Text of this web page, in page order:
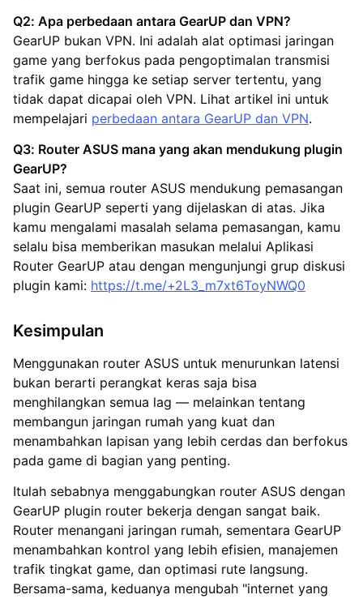
Q2: Apa perbedaan antara GearUP dan VPN?
GearUP bukan VPN. Ini adalah alat optimasi jaringan
game yang berfokus pada pengoptimalan transmisi
trafik game hingga ke setiap server tertentu, yang
tidak dapat dicapai oleh VPN. Lihat artikel ini untuk
mempelajari perbedaan antara GearUP dan VPN.
Q3: Router ASUS mana yang akan mendukung plugin
GearUP?
Saat ini, semua router ASUS mendukung pemasangan
plugin GearUP seperti yang dijelaskan di atas. Jika
kamu mengalami masalah selama pemasangan, kamu
selalu bisa memberikan masukan melalui Aplikasi
Router GearUP atau dengan mengunjungi grup diskusi
plugin kami: https://t.me/+2L3_m7xt6ToyNWQ0
Kesimpulan
Menggunakan router ASUS untuk menurunkan latensi
bukan berarti perangkat keras saja bisa
menghilangkan semua lag — melainkan tentang
membangun jaringan rumah yang kuat dan
menambahkan lapisan yang lebih cerdas dan berfokus
pada game di bagian yang penting.
Itulah sebabnya menggabungkan router ASUS dengan
GearUP plugin router bekerja dengan sangat baik.
Router menangani jaringan rumah, sementara GearUP
menambahkan kontrol yang lebih efisien, manajemen
trafik tingkat game, dan optimasi rute langsung.
Bersama-sama, keduanya mengubah "internet yang